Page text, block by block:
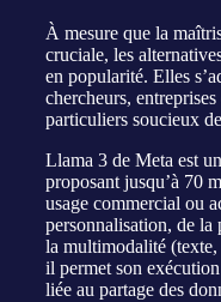
À mesure que la
cruciale, les
en popularité. Elles
chercheurs,
particuliers soucieux
Llama 3 de Meta est
proposant jusqu’à 70
usage commercial ou
personnalisation, de la
la multimodalité
il permet son
liée au partage des